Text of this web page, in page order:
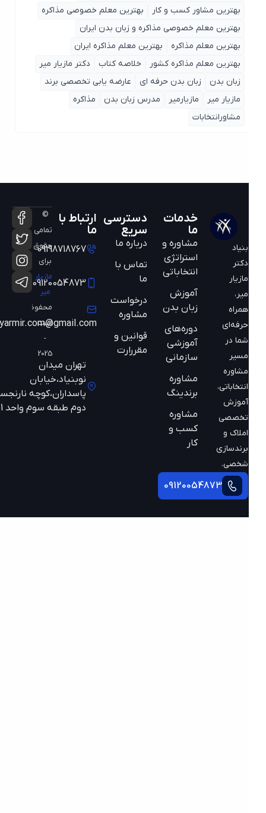
بهترین مشاور کسب و کار
بهترین معلم خصوصی مذاکره
بهترین معلم خصوصی مذاکره و زبان بدن ایران
بهترین معلم مذاکره
بهترین معلم مذاکره ایران
بهترین معلم مذاکره کشور
خلاصه کتاب
دکتر مازیار میر
زبان بدن
زبان بدن حرفه ای
عارضه یابی تخصصی برند
مازیار میر
مازیارمیر مدرس زبان بدن
مذاکره
مشاورانتخابات
مازیار
همراه
حرفه‌ای
شما در
مسیر
مشاوره
انتخاباتی،
آموزش
تخصصی
املاک و
برندسازی
شخصی.
09120054873
خدمات
مشاوره و
استراتژی
انتخاباتی
آموزش
زبان بدن
دوره‌های
آموزشی
سازمانی
مشاوره
برندینگ
مشاوره
کسب و
دسترسی
سریع
درباره ما
تماس با
ما
درخواست
مشاوره
قوانین و
مقررارت
ارتباط با
09198718767
09120054873
mazyarmir.com@gmail.com
تهران میدان
نوبنیاد،خیابان
پاسداران،کوچه نارنجستان
دوم طبقه سوم واحد 301
©
تمامی
حقوق
مازیار
محفوظ
است